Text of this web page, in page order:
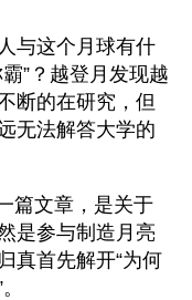
与这个月球有什
”？越登月发现越
断的在研究，但
无法解答大学的
篇文章，是关于
是参与制造月亮
真首先解开“为何